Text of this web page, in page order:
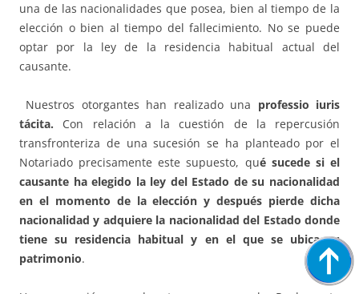
una de las nacionalidades que posea, bien al tiempo de la
elección o bien al tiempo del fallecimiento. No se puede
optar por la ley de la residencia habitual actual del
causante.
Nuestros otorgantes han realizado una professio iuris
tácita. Con relación a la cuestión de la repercusión
transfronteriza de una sucesión se ha planteado por el
Notariado precisamente este supuesto, qué sucede si el
causante ha elegido la ley del Estado de su nacionalidad
en el momento de la elección y después pierde dicha
nacionalidad y adquiere la nacionalidad del Estado donde
tiene su residencia habitual y en el que se ubica su
patrimonio.